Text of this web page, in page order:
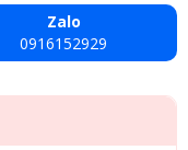
Zalo
0916152929